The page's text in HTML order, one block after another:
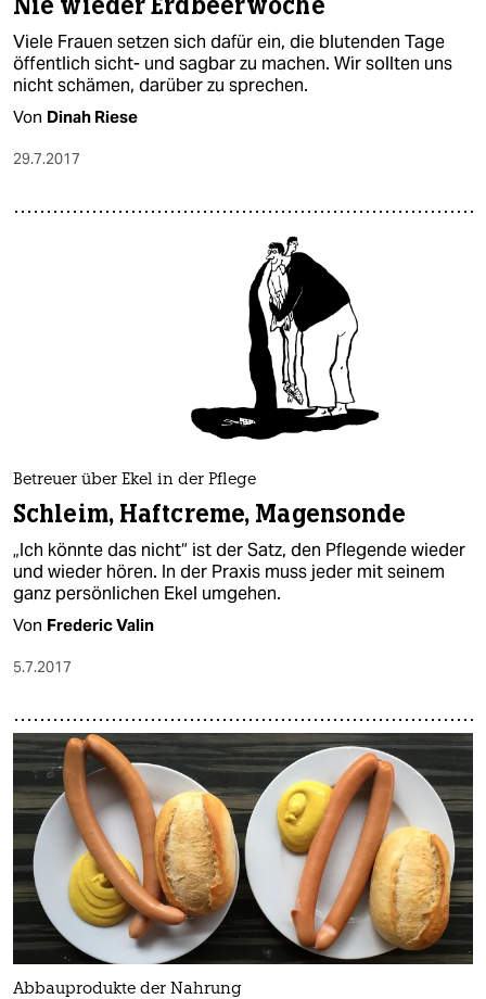
Viele Frauen setzen sich dafür ein, die blutenden Tage
öffentlich sicht- und sagbar zu machen. Wir sollten uns
nicht schämen, darüber zu sprechen.
Von Dinah Riese
29.7.2017
Betreuer über Ekel in der Pflege
Schleim, Haftcreme, Magensonde
„Ich könnte das nicht“ ist der Satz, den Pflegende wieder
und wieder hören. In der Praxis muss jeder mit seinem
ganz persönlichen Ekel umgehen.
Von Frederic Valin
5.7.2017
Abbauprodukte der Nahrung